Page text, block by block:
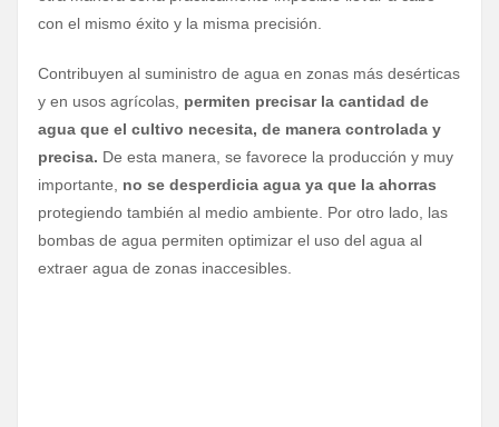
con el mismo éxito y la misma precisión.
Contribuyen al suministro de agua en zonas más desérticas
y en usos agrícolas, permiten precisar la cantidad de
agua que el cultivo necesita, de manera controlada y
precisa. De esta manera, se favorece la producción y muy
importante, no se desperdicia agua ya que la ahorras
protegiendo también al medio ambiente. Por otro lado, las
bombas de agua permiten optimizar el uso del agua al
extraer agua de zonas inaccesibles.